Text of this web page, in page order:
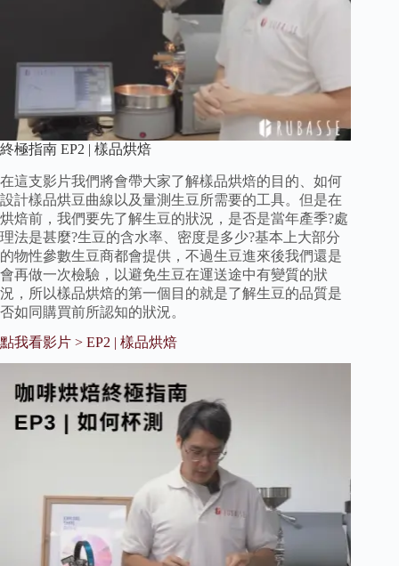
終極指南 EP2 | 樣品烘焙
在這支影片我們將會帶大家了解樣品烘焙的目的、如何
設計樣品烘豆曲線以及量測生豆所需要的工具。但是在
烘焙前，我們要先了解生豆的狀況，是否是當年產季?處
理法是甚麼?生豆的含水率、密度是多少?基本上大部分
的物性參數生豆商都會提供，不過生豆進來後我們還是
會再做一次檢驗，以避免生豆在運送途中有變質的狀
況，所以樣品烘焙的第一個目的就是了解生豆的品質是
否如同購買前所認知的狀況。
點我看影片 > EP2 | 樣品烘焙